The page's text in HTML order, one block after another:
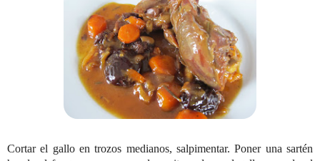
Cortar el gallo en trozos medianos, salpimentar. Poner una sartén